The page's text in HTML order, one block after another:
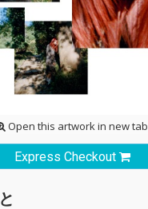
Open this artwork in new tab
Express Checkout